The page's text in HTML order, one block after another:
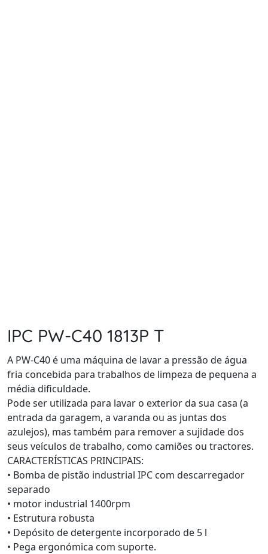
IPC PW-C40 1813P T
A PW-C40 é uma máquina de lavar a pressão de água
fria concebida para trabalhos de limpeza de pequena a
média dificuldade.
Pode ser utilizada para lavar o exterior da sua casa (a
entrada da garagem, a varanda ou as juntas dos
azulejos), mas também para remover a sujidade dos
seus veículos de trabalho, como camiões ou tractores.
CARACTERÍSTICAS PRINCIPAIS:
• Bomba de pistão industrial IPC com descarregador
separado
• motor industrial 1400rpm
• Estrutura robusta
• Depósito de detergente incorporado de 5 l
• Pega ergonómica com suporte.